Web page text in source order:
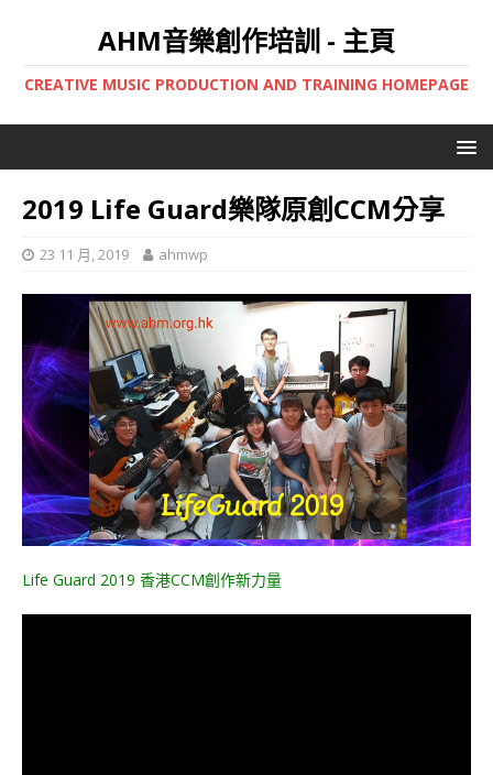
AHM音樂創作培訓 - 主頁
CREATIVE MUSIC PRODUCTION AND TRAINING HOMEPAGE
2019 Life Guard樂隊原創CCM分享
23 11 月, 2019 ahmwp
Life Guard 2019 香港CCM創作新力量